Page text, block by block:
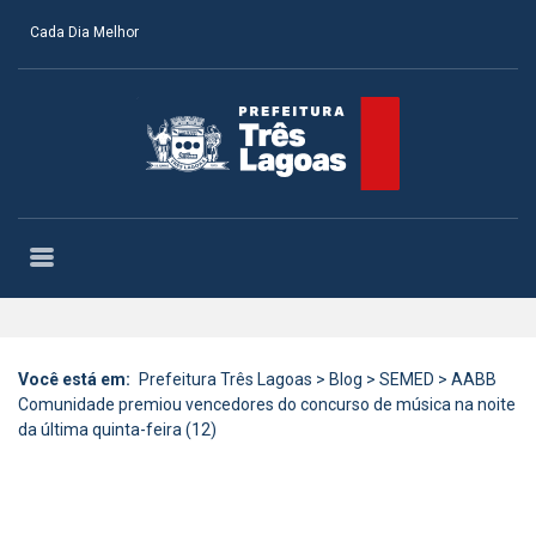
Cada Dia Melhor
Você está em: Prefeitura Três Lagoas > Blog > SEMED > AABB
Comunidade premiou vencedores do concurso de música na noite
da última quinta-feira (12)